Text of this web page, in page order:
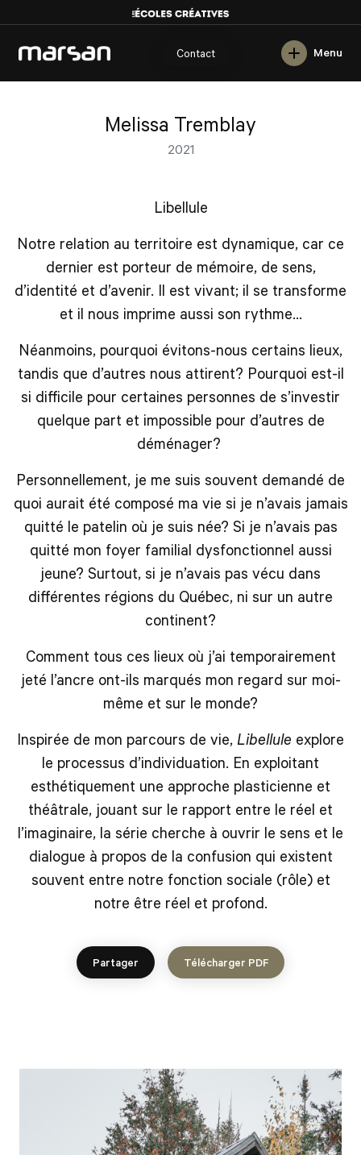
Contact Menu
English
Melissa Tremblay
2021
Libellule
Notre relation au territoire est dynamique, car ce
dernier est porteur de mémoire, de sens,
d’identité et d’avenir. Il est vivant; il se transforme
et il nous imprime aussi son rythme…
Néanmoins, pourquoi évitons-nous certains lieux,
tandis que d’autres nous attirent? Pourquoi est-il
si difficile pour certaines personnes de s’investir
quelque part et impossible pour d’autres de
déménager?
Personnellement, je me suis souvent demandé de
quoi aurait été composé ma vie si je n’avais jamais
quitté le patelin où je suis née? Si je n’avais pas
quitté mon foyer familial dysfonctionnel aussi
jeune? Surtout, si je n’avais pas vécu dans
différentes régions du Québec, ni sur un autre
continent?
Comment tous ces lieux où j’ai temporairement
jeté l’ancre ont-ils marqués mon regard sur moi-
même et sur le monde?
Inspirée de mon parcours de vie, Libellule explore
le processus d’individuation. En exploitant
esthétiquement une approche plasticienne et
théâtrale, jouant sur le rapport entre le réel et
l’imaginaire, la série cherche à ouvrir le sens et le
dialogue à propos de la confusion qui existent
souvent entre notre fonction sociale (rôle) et
notre être réel et profond.
Partager Télécharger PDF